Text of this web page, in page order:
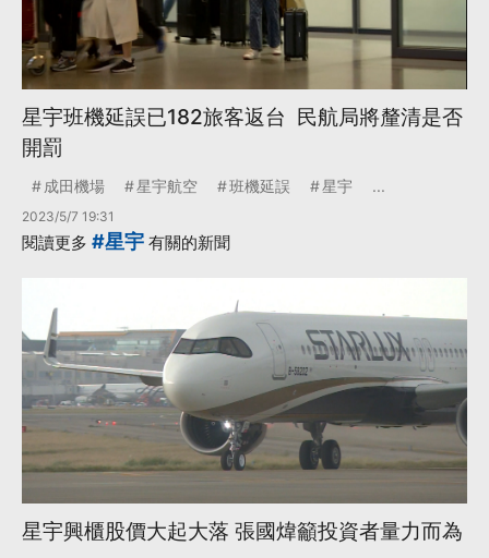
星宇班機延誤已182旅客返台 民航局將釐清是否
開罰
成田機場 星宇航空 班機延誤 星宇 ...
2023/5/7 19:31
閱讀更多 #星宇 有關的新聞
星宇興櫃股價大起大落 張國煒籲投資者量力而為